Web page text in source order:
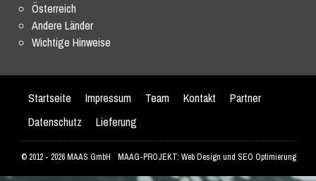
Österreich
Andere Länder
Wichtige Hinweise
Startseite Impressum Team Kontakt
Partner
Datenschutz
Lieferung
© 2012 - 2026 MAAS GmbH MAAG-PROJEKT: Web Design und SEO Optimierung